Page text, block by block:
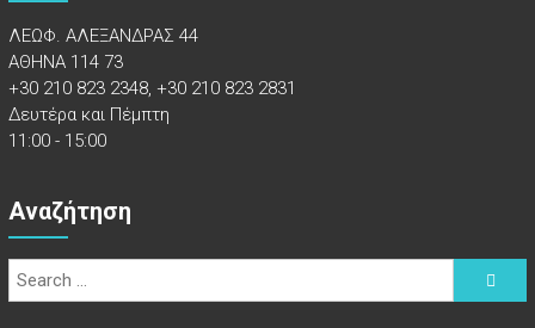
ΛΕΩΦ. ΑΛΕΞΑΝΔΡΑΣ 44
ΑΘΗΝΑ 114 73
+30 210 823 2348, +30 210 823 2831
Δευτέρα και Πέμπτη
11:00 - 15:00
Αναζήτηση